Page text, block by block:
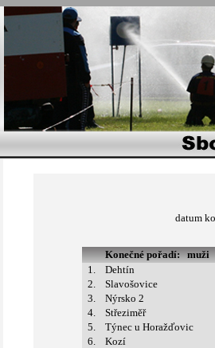
datum
Konečné pořadí: muži
1.
Dehtín
2.
Slavošovice
3.
Nýrsko 2
4.
Střeziměř
5.
Týnec u Horažďovic
6.
Kozí